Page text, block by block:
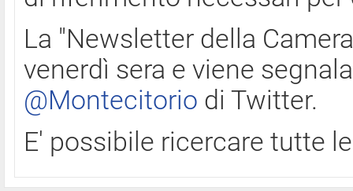
La "Newsletter della
venerdì sera e viene
@Montecitorio di Twitter.
E' possibile ricercare tutte